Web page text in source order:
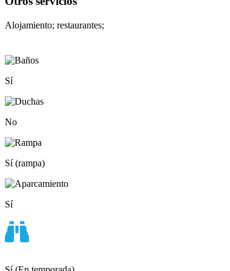
Alojamiento; restaurantes;
Sí
No
Sí (rampa)
Sí